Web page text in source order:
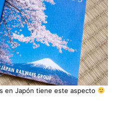
en Japón tiene este aspecto